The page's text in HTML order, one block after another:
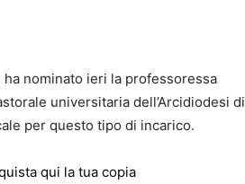
ha nominato ieri la professoressa
universitaria dell’Arcidiodesi di
per questo tipo di incarico.
qui la tua copia